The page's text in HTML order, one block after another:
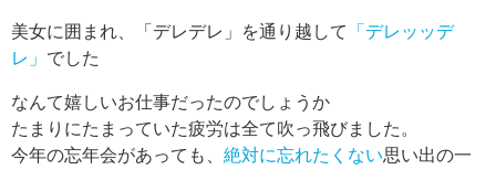
美女に囲まれ、「デレデレ」を通り越して 「デレッッデ
レ」 でした
なんて嬉しいお仕事だったのでしょうか
たまりにたまっていた疲労は全て吹っ飛びました。
今年の忘年会があっても、 絶対に忘れたくない思い出の一